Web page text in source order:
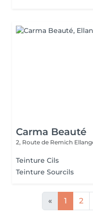
Carma Beauté
2, Route de Remich
Teinture Cils
Teinture Sourcils
« 1 2